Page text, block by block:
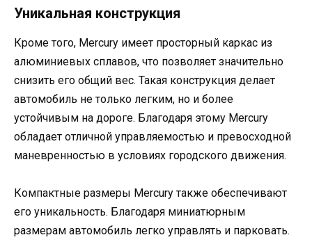
Уникальная конструкция
Кроме того, Mercury имеет просторный каркас из
алюминиевых сплавов, что позволяет значительно
снизить его общий вес. Такая конструкция делает
автомобиль не только легким, но и более
устойчивым на дороге. Благодаря этому Mercury
обладает отличной управляемостью и превосходной
маневренностью в условиях городского движения.
Компактные размеры Mercury также обеспечивают
его уникальность. Благодаря миниатюрным
размерам автомобиль легко управлять и парковать.